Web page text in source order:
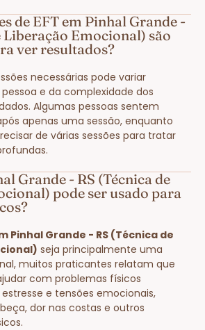
de EFT em Pinhal Grande -
Liberação Emocional) são
ver resultados?
necessárias pode variar
e da complexidade dos
Algumas pessoas sentem
apenas uma sessão, enquanto
de várias sessões para tratar
Grande - RS (Técnica de
pode ser usado para
Pinhal Grande - RS (Técnica de
seja principalmente uma
muitos praticantes relatam que
com problemas físicos
e tensões emocionais,
dor nas costas e outros